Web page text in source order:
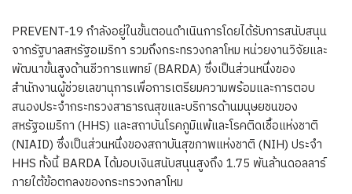
PREVENT-19 กำลังอยู่ในขั้นตอนดำเนินการโดยได้รับการสนับสนุน
จากรัฐบาลสหรัฐอเมริกา รวมถึงกระทรวงกลาโหม หน่วยงานวิจัยและ
พัฒนาขั้นสูงด้านชีวการแพทย์ (BARDA) ซึ่งเป็นส่วนหนึ่งของ
สำนักงานผู้ช่วยเลขานุการเพื่อการเตรียมความพร้อมและการตอบ
สนองประจำกระทรวงสาธารณสุขและบริการด้านมนุษยชนของ
สหรัฐอเมริกา (HHS) และสถาบันโรคภูมิแพ้และโรคติดเชื้อแห่งชาติ
(NIAID) ซึ่งเป็นส่วนหนึ่งของสถาบันสุขภาพแห่งชาติ (NIH) ประจำ
HHS ทั้งนี้ BARDA ได้มอบเงินสนับสนุนสูงถึง 1.75 พันล้านดอลลาร์
ภายใต้ข้อตกลงของกระทรวงกลาโหม